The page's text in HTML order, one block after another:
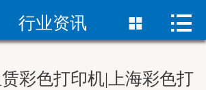
首页
行业资讯  
彩色打印机|上海彩色打